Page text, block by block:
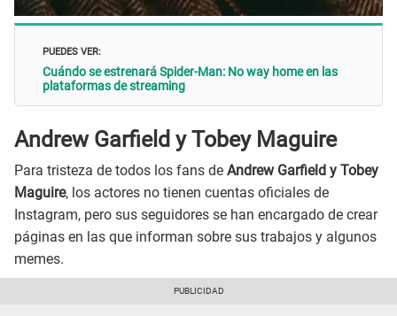
PUEDES VER:
Cuándo se estrenará Spider-Man: No way home en las
plataformas de streaming
Andrew Garfield y Tobey Maguire
Para tristeza de todos los fans de Andrew Garfield y Tobey
Maguire, los actores no tienen cuentas oficiales de
Instagram, pero sus seguidores se han encargado de crear
páginas en las que informan sobre sus trabajos y algunos
memes.